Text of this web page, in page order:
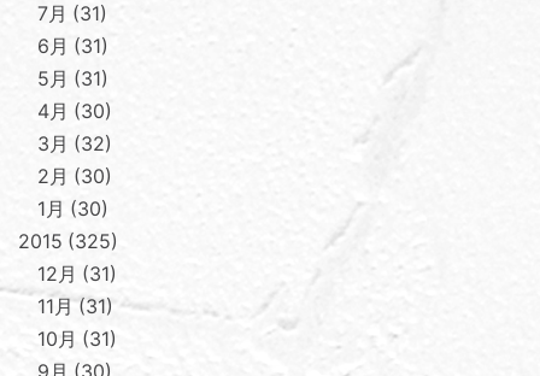
7月
31
6月
31
5月
31
4月
30
3月
32
2月
30
1月
30
2015 325
12月
31
11月 31
10月
31